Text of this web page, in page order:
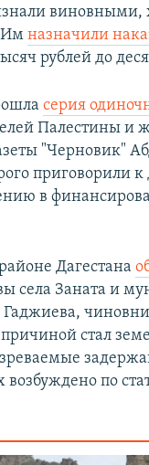
виновными,
Им назначили
рублей до
серия
Палестины и
"Черновик"
приговорили
в
Дагестана
села Заната и
причиной стал
возбуждено по